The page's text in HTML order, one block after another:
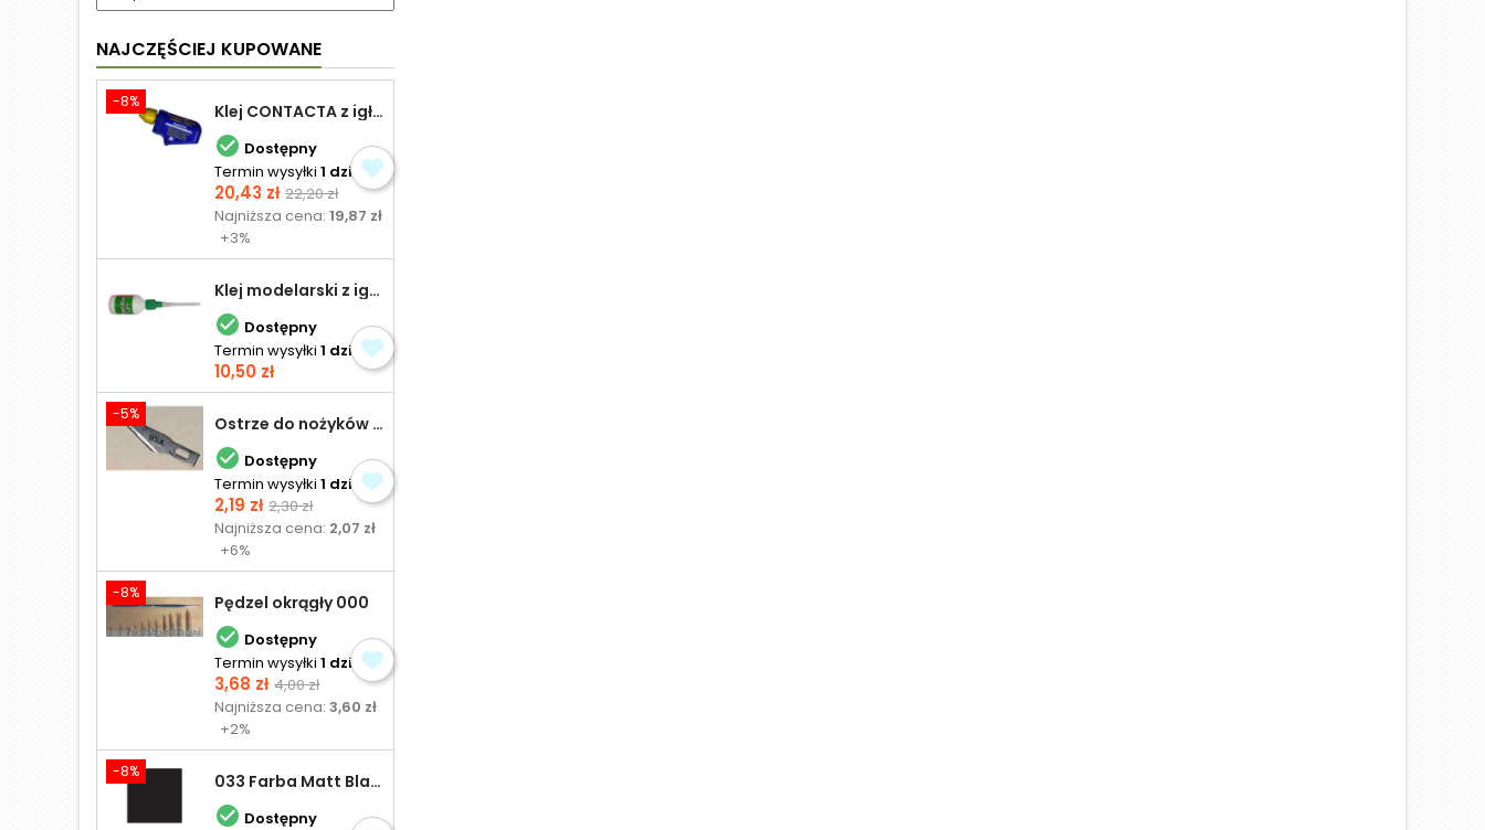
NAJCZĘŚCIEJ KUPOWANE
-8% Klej CONTACTA z igłą do plastiku 25,0 g
 Dostępny
Termin wysyłki 1 dzień
Cena
20,43 zł Cena
podstawowa
22,20 zł
Najniższa cena:19,87 zł
+3%
Klej modelarski z igłą 30 ml
 Dostępny
Termin wysyłki 1 dzień
Cena
10,50 zł
-5% Ostrze do nożyków Excel
 Dostępny
Termin wysyłki 1 dzień
Cena
2,19 zł Cena
podstawowa
2,30 zł
Najniższa cena: 2,07 zł
+6%
-8% Pędzel okrągły 000
 Dostępny
Termin wysyłki 1 dzień
Cena
3,68 zł Cena
podstawowa
4,00 zł
Najniższa cena:3,60 zł
+2%
-8% 033 Farba Matt Black - olejna
 Dostępny